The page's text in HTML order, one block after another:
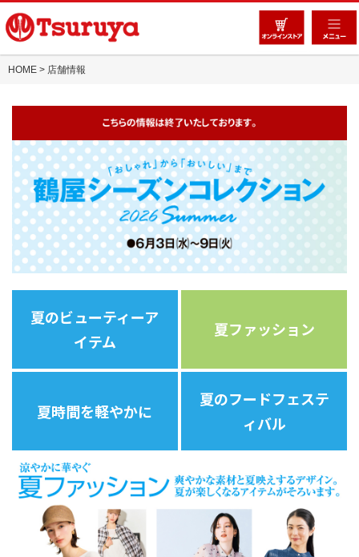
HOME > 店舗情報
夏のビューティーア
イテム
夏ファッション
夏時間を軽やかに
夏のフードフェステ
ィバル